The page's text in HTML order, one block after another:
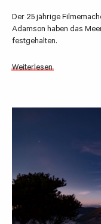
Der 25 jährige
Adamson haben das
festgehalten.
Weiterlesen